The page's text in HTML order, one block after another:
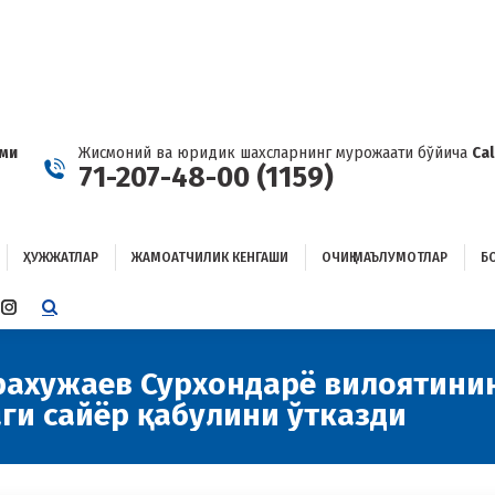
Жисмоний ва юридик шахсларнинг мурожаати бўйича
71-207-48-00 (1159)
ҲУЖЖАТЛАР ЖАМОАТЧИЛИК КЕНГАШИ ОЧИҚ МАЪЛУМОТЛАР
INSTAGRAM
IN
NEW
WINDOW
Сурхондарё
сайёр қабулини ўтказди